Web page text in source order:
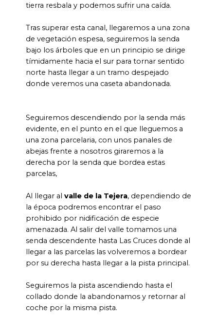
tierra resbala y podemos sufrir una caída.
Tras superar esta canal, llegaremos a una zona
de vegetación espesa, seguiremos la senda
bajo los árboles que en un principio se dirige
tímidamente hacia el sur para tornar sentido
norte hasta llegar a un tramo despejado
donde veremos una caseta abandonada.
Seguiremos descendiendo por la senda más
evidente, en el punto en el que lleguemos a
una zona parcelaria, con unos panales de
abejas frente a nosotros giraremos a la
derecha por la senda que bordea estas
parcelas,
Al llegar al valle de la Tejera, dependiendo de
la época podremos encontrar el paso
prohibido por nidificación de especie
amenazada. Al salir del valle tomamos una
senda descendente hasta Las Cruces donde al
llegar a las parcelas las volveremos a bordear
por su derecha hasta llegar a la pista principal.
Seguiremos la pista ascendiendo hasta el
collado donde la abandonamos y retornar al
coche por la misma pista.